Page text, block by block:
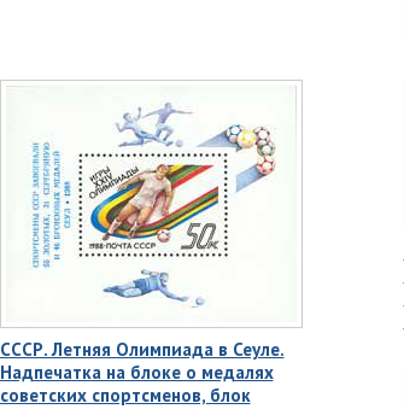
СССР. Летняя Олимпиада в Сеуле.
Надпечатка на блоке о медалях
советских спортсменов, блок